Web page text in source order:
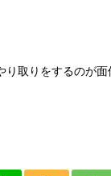
り取りをするのが